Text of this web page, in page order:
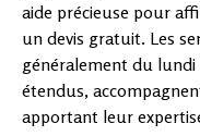
aide précieuse pour
un devis gratuit. Les
généralement du lundi
étendus,
apportant leur